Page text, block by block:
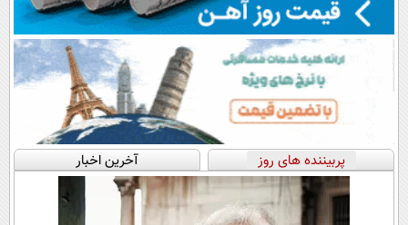
پربیننده های روز آخرین اخبار